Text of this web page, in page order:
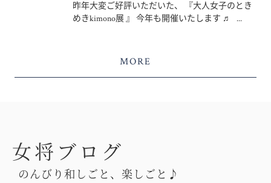
昨年大変ご好評いただいた、 『大人女子のとき
めきkimono展 』 今年も開催いたします ♬ ...
MORE
女将ブログ
のんびり和しごと、楽しごと♪